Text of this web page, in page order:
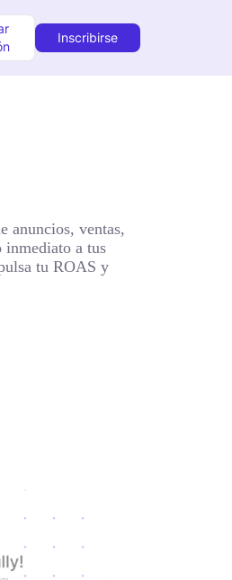
Inscribirse
anuncios, ventas,
a tus
tu ROAS y